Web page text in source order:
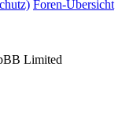
Foren-Übersicht
Limited